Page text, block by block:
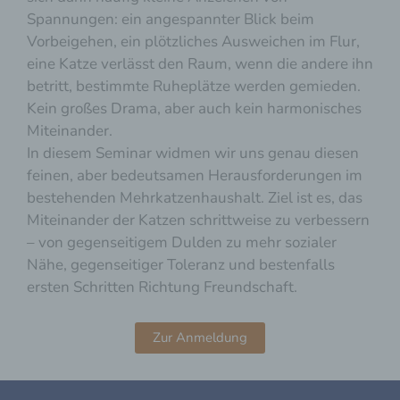
Spannungen: ein angespannter Blick beim
Vorbeigehen, ein plötzliches Ausweichen im Flur,
eine Katze verlässt den Raum, wenn die andere ihn
betritt, bestimmte Ruheplätze werden gemieden.
Kein großes Drama, aber auch kein harmonisches
Miteinander.
In diesem Seminar widmen wir uns genau diesen
feinen, aber bedeutsamen Herausforderungen im
bestehenden Mehrkatzenhaushalt. Ziel ist es, das
Miteinander der Katzen schrittweise zu verbessern
– von gegenseitigem Dulden zu mehr sozialer
Nähe, gegenseitiger Toleranz und bestenfalls
ersten Schritten Richtung Freundschaft.
Zur Anmeldung
b) betroffene Person
Betroffene Person ist jede identifizierte oder
identifizierbare natürliche Person, deren
personenbezogene Daten von dem für die
Verarbeitung Verantwortlichen verarbeitet
werden.
c) Verarbeitung
Verarbeitung ist jeder mit oder ohne Hilfe
automatisierter Verfahren ausgeführte
Vorgang oder jede solche Vorgangsreihe
im Zusammenhang mit
personenbezogenen Daten wie das
Erheben, das Erfassen, die Organisation,
das Ordnen, die Speicherung, die
Auslesen, das Abfragen, die Verwendung,
die Offenlegung durch Übermittlung,
Bereitstellung, den Abgleich oder die